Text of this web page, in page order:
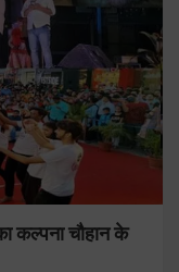
कल्पना चौहान के